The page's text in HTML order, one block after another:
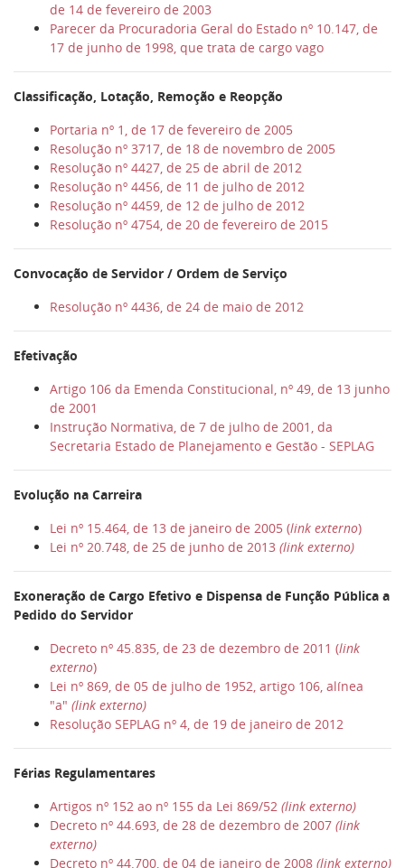
de 14 de fevereiro de 2003
Parecer da Procuradoria Geral do Estado nº 10.147, de
17 de junho de 1998, que trata de cargo vago
Classificação, Lotação, Remoção e Reopção
Portaria nº 1, de 17 de fevereiro de 2005
Resolução nº 3717, de 18 de novembro de 2005
Resolução nº 4427, de 25 de abril de 2012
Resolução nº 4456, de 11 de julho de 2012
Resolução nº 4459, de 12 de julho de 2012
Resolução nº 4754, de 20 de fevereiro de 2015
Convocação de Servidor / Ordem de Serviço
Resolução nº 4436, de 24 de maio de 2012
Efetivação
Artigo 106 da Emenda Constitucional, nº 49, de 13 junho
de 2001
Instrução Normativa, de 7 de julho de 2001, da
Secretaria Estado de Planejamento e Gestão - SEPLAG
Evolução na Carreira
Lei nº 15.464, de 13 de janeiro de 2005 (link externo)
Lei nº 20.748, de 25 de junho de 2013 (link externo)
Exoneração de Cargo Efetivo e Dispensa de Função Pública a
Pedido do Servidor
Decreto nº 45.835, de 23 de dezembro de 2011 (link
externo)
Lei nº 869, de 05 de julho de 1952, artigo 106, alínea
"a" (link externo)
Resolução SEPLAG nº 4, de 19 de janeiro de 2012
Férias Regulamentares
Artigos nº 152 ao nº 155 da Lei 869/52 (link externo)
Decreto nº 44.693, de 28 de dezembro de 2007 (link
externo)
Decreto nº 44.700, de 04 de janeiro de 2008 (link externo)